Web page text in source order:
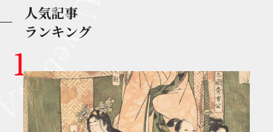
人気記事
ランキング